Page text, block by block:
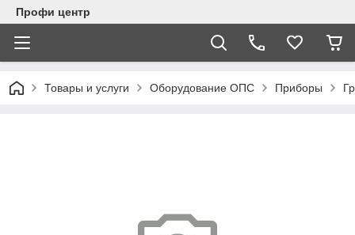
Профи центр
Товары и услуги Оборудование ОПС Приборы